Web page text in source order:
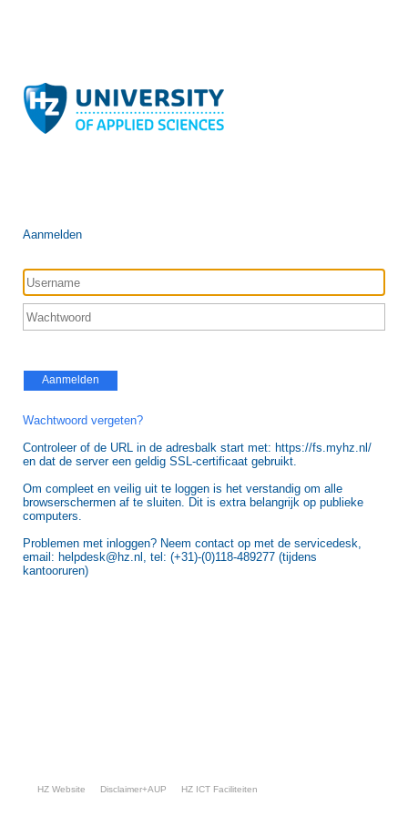
Aanmelden
Aanmelden
Wachtwoord vergeten?
Controleer of de URL in de adresbalk start met: https://fs.myhz.nl/
en dat de server een geldig SSL-certificaat gebruikt.
Om compleet en veilig uit te loggen is het verstandig om alle
browserschermen af te sluiten. Dit is extra belangrijk op publieke
computers.
Problemen met inloggen? Neem contact op met de servicedesk,
email: helpdesk@hz.nl, tel: (+31)-(0)118-489277 (tijdens
kantooruren)
HZ Website Disclaimer+AUP HZ ICT Faciliteiten